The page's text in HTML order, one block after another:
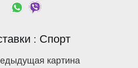
: Спорт
картина